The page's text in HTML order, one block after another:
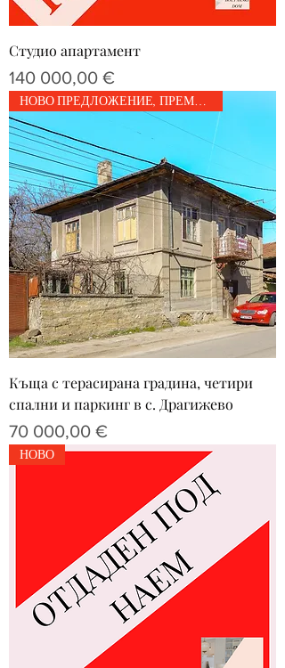
Студио апартамент
Цена
140 000,00 €
НОВО ПРЕДЛОЖЕНИЕ, ПРЕМИУМ
Къща с терасирана градина, четири
спални и паркинг в с. Драгижево
Цена
70 000,00 €
НОВО